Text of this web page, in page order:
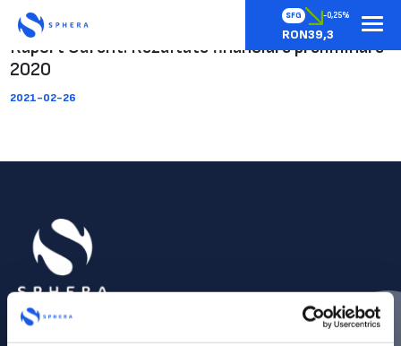
SFG -0,25%
RON39,3
Raport Curent: Rezultate financiare preliminare
2020
2021-02-26